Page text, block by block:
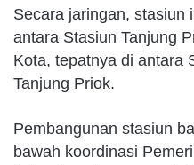
Secara jaringan, stasiun
antara Stasiun Tanjung
Kota, tepatnya di antara
Tanjung Priok.
Pembangunan stasiun
bawah koordinasi